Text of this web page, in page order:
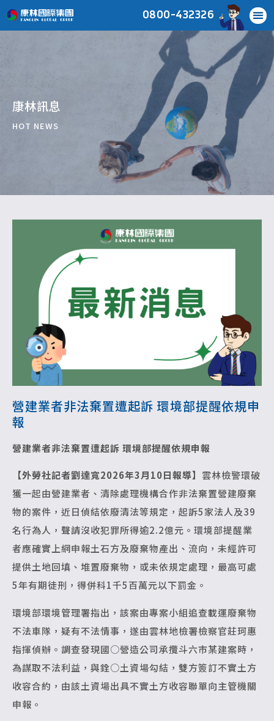
0800-432326
康林訊息
HOT NEWS
營建業者非法棄置遭起訴 環境部提醒依規申
報
營建業者非法棄置遭起訴 環境部提醒依規申報
【外勞社記者劉達寬2026年3月10日報導】 雲林檢警環破
獲一起由營建業者、清除處理機構合作非法棄置營建廢棄
物的案件，近日偵結依廢清法等規定，起訴5家法人及39
名行為人，聲請沒收犯罪所得逾2.2億元。環境部提醒業
者應確實上網申報土石方及廢棄物產出、流向，未經許可
提供土地回填、堆置廢棄物，或未依規定處理，最高可處
5年有期徒刑，得併科1千5百萬元以下罰金。
環境部環境管理署指出，該案由專案小組追查載運廢棄物
不法車隊，疑有不法情事，遂由雲林地檢署檢察官莊珂惠
指揮偵辦。調查發現國○營造公司承攬斗六市某建案時，
為謀取不法利益，與銓○土資場勾結，雙方簽訂不實土方
收容合約，由該土資場出具不實土方收容聯單向主管機關
申報。